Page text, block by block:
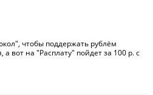
чтобы поддержать рублём
а вот на "Расплату" пойдет за 100 р. с